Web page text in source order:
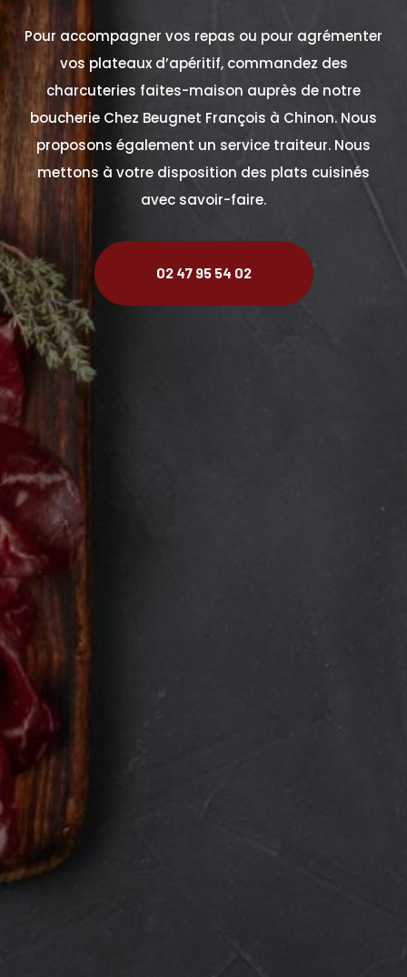
Pour accompagner vos repas ou pour agrémenter
vos plateaux d’apéritif, commandez des
charcuteries faites-maison auprès de notre
boucherie Chez Beugnet François à Chinon. Nous
proposons également un service traiteur. Nous
mettons à votre disposition des plats cuisinés
avec savoir-faire.
02 47 95 54 02